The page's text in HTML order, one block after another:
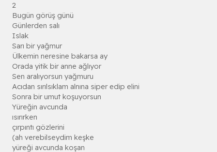
2
Bugün görüş günü
Günlerden salı
Islak
Sarı bir yağmur
Ülkemin neresine bakarsa ay
Orada yitik bir anne ağlıyor
Sen aralıyorsun yağmuru
Acıdan sırılsıklam alnına siper edip elini
Sonra bir umut koşuyorsun
Yüreğin avcunda
ısırırken
çırpıntı gözlerini
(ah verebilseydim keşke
yüreği avcunda koşan